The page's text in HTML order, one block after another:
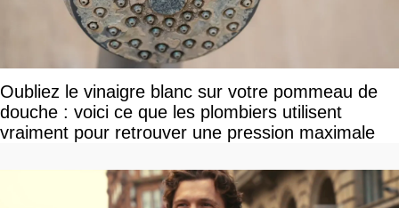
Oubliez le vinaigre blanc sur votre pommeau de
douche : voici ce que les plombiers utilisent
vraiment pour retrouver une pression maximale